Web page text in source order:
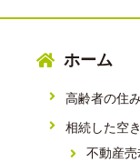
ホーム
高齢者の住
相続した空
不動産